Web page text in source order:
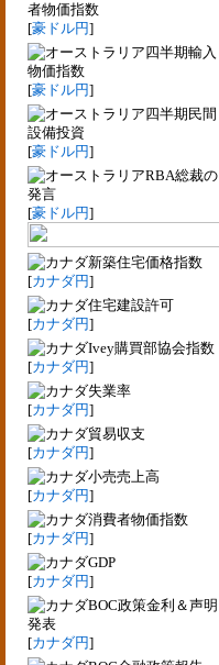
者物価指数
[豪ドル円]
四半期輸入
物価指数
[豪ドル円]
四半期民間
設備投資
[豪ドル円]
RBA総裁の
発言
[豪ドル円]
新築住宅価格指数
[カナダ円]
住宅建設許可
[カナダ円]
Ivey購買部協会指数
[カナダ円]
失業率
[カナダ円]
貿易収支
[カナダ円]
小売売上高
[カナダ円]
消費者物価指数
[カナダ円]
GDP
[カナダ円]
BOC政策金利＆声明
発表
[カナダ円]